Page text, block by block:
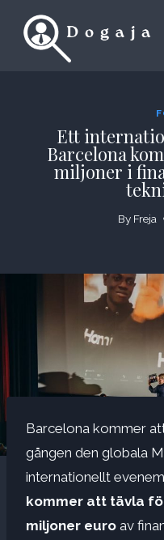
Ett
Barcelona
miljoner i
By Freja
Barcelona kommer
gången den globala
internationellt
kommer att tävla
miljoner euro av